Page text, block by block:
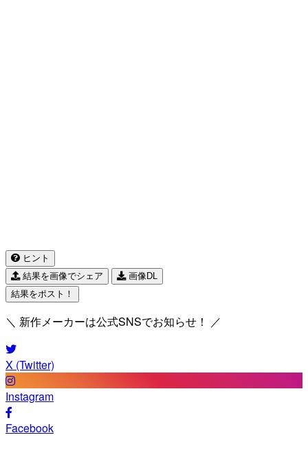
ヒント
結果を画像でシェア
画像DL
結果をポスト！
＼ 新作メーカーは公式SNSでお知らせ！ ／
X (Twitter)
Instagram
Facebook